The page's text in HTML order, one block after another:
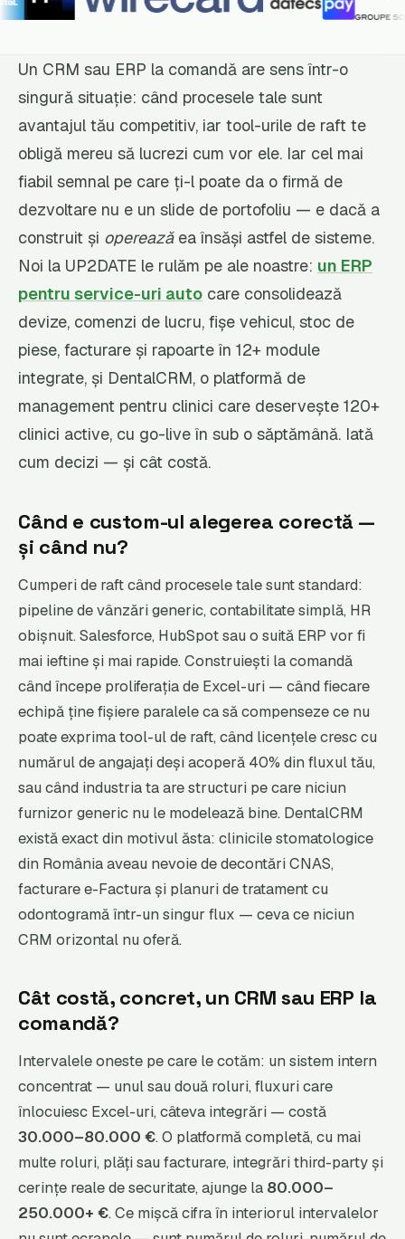
Un CRM sau ERP la comandă are sens într-o
singură situație: când procesele tale sunt
avantajul tău competitiv, iar tool-urile de raft te
obligă mereu să lucrezi cum vor ele. Iar cel mai
fiabil semnal pe care ți-l poate da o firmă de
dezvoltare nu e un slide de portofoliu — e dacă a
construit și opereazăea însăși astfel de sisteme.
Noi la UP2DATE le rulăm pe ale noastre: un ERP
pentru service-uri auto care consolidează
devize, comenzi de lucru, fișe vehicul, stoc de
piese, facturare și rapoarte în 12+ module
integrate, și DentalCRM, o platformă de
management pentru clinici care deservește 120+
clinici active, cu go-live în sub o săptămână. Iată
cum decizi — și cât costă.
Când e custom-ul alegerea corectă —
și când nu?
Cumperi de raft când procesele tale sunt standard:
pipeline de vânzări generic, contabilitate simplă, HR
obișnuit. Salesforce, HubSpot sau o suită ERP vor fi
mai ieftine și mai rapide. Construiești la comandă
când începe proliferația de Excel-uri — când fiecare
echipă ține fișiere paralele ca să compenseze ce nu
poate exprima tool-ul de raft, când licențele cresc cu
numărul de angajați deși acoperă 40% din fluxul tău,
sau când industria ta are structuri pe care niciun
furnizor generic nu le modelează bine. DentalCRM
există exact din motivul ăsta: clinicile stomatologice
din România aveau nevoie de decontări CNAS,
facturare e-Factura și planuri de tratament cu
odontogramă într-un singur flux — ceva ce niciun
CRM orizontal nu oferă.
Cât costă, concret, un CRM sau ERP la
comandă?
Intervalele oneste pe care le cotăm: un sistem intern
concentrat — unul sau două roluri, fluxuri care
înlocuiesc Excel-uri, câteva integrări — costă
30.000–80.000 €. O platformă completă, cu mai
multe roluri, plăți sau facturare, integrări third-party și
cerințe reale de securitate, ajunge la 80.000–
250.000+ €. Ce mișcă cifra în interiorul intervalelor